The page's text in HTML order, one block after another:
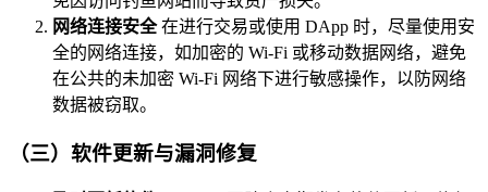
网络连接安全在进行交易或使用 DApp 时，尽量使用安
全的网络连接，如加密的 Wi-Fi 或移动数据网络，避免
在公共的未加密 Wi-Fi 网络下进行敏感操作，以防网络
数据被窃取。
（三）软件更新与漏洞修复